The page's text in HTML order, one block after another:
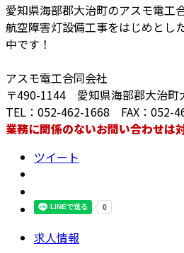
愛知県海部郡大治町のアスモ電工
航空障害灯設備工事をはじめとし
中です！
アスモ電工合同会社
〒490-1144 愛知県海部郡大治町
TEL：052-462-1668 FAX：052-
業務に関係のないお問い合わせは
ツイート
求人情報